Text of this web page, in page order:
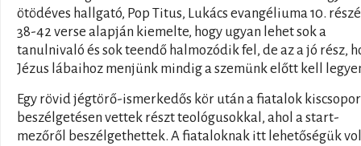
ötödéves hallgató, Pop Titus, Lukács evangéliuma 10.
38-42 verse alapján kiemelte, hogy ugyan lehet sok a
tanulnivaló és sok teendő halmozódik fel, de az a jó rész,
Jézus lábaihoz menjünk mindig a szemünk előtt kell
Egy rövid jégtörő-ismerkedős kör után a fiatalok
beszélgetésen vettek részt teológusokkal, ahol a start-
mezőről beszélgethettek. A fiataloknak itt lehetőségük